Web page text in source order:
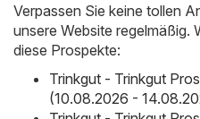
Verpassen Sie keine tollen
unsere Website regelmäßig.
diese Prospekte:
Trinkgut - Trinkgut
(10.08.2026 -